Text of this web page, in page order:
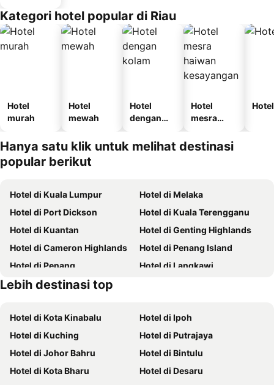
Kategori hotel popular di Riau
Hotel
murah
Hotel
mewah
Hotel
dengan
Hotel
mesra
kesayanga
n
Hanya satu klik untuk melihat destinasi
popular berikut
Hotel di Kuala Lumpur
Hotel di Melaka
Hotel di Port Dickson
Hotel di Kuala Terengganu
Hotel di Kuantan
Hotel di Genting Highlands
Hotel di Cameron Highlands
Hotel di Penang Island
Hotel di Penang
Hotel di Langkawi
Hotel di Terengganu
Lebih destinasi top
Hotel di Kota Kinabalu
Hotel di Ipoh
Hotel di Kuching
Hotel di Putrajaya
Hotel di Johor Bahru
Hotel di Bintulu
Hotel di Kota Bharu
Hotel di Desaru